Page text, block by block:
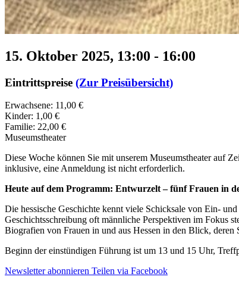
15. Oktober 2025, 13:00 - 16:00
Eintrittspreise (Zur Preisübersicht)
Erwachsene: 11,00 €
Kinder: 1,00 €
Familie: 22,00 €
Museumstheater
Diese Woche können Sie mit unserem Museumstheater auf
inklusive, eine Anmeldung ist nicht erforderlich.
Heute auf dem Programm: Entwurzelt – fünf Frauen in
Die hessische Geschichte kennt viele Schicksale von Ein-
Geschichtsschreibung oft männliche Perspektiven im Fokus
Biografien von Frauen in und aus Hessen in den Blick, deren
Beginn der einstündigen Führung ist um 13 und 15 Uhr,
Newsletter abonnieren Teilen via Facebook